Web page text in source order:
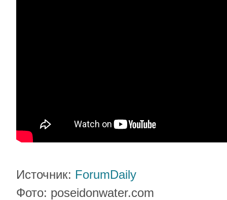
Источник: ForumDaily
Фото: poseidonwater.com